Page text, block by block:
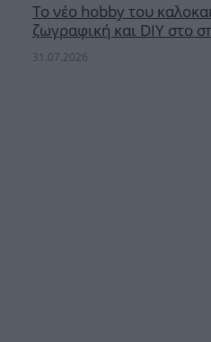
Το νέο hobby του
ζωγραφική και DIY στο
31.07.2026